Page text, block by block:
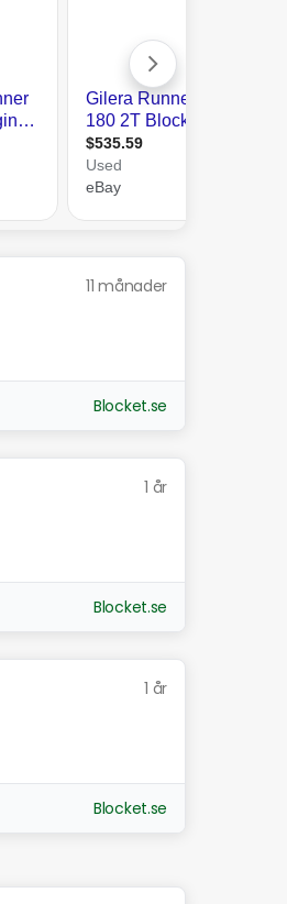
11 månader
Blocket.se
1 år
Blocket.se
1 år
Blocket.se